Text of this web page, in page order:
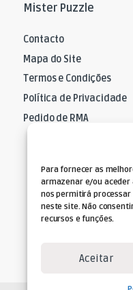
Para fornecer as
armazenar e/ou aceder
nos permitirá processar
neste site. Não
recursos e funções.
Aceitar
Mister Puzzle
Contacto
Mapa do Site
Termos e Condições
Política de Privacidade
Pedido de RMA